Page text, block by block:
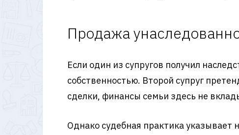
Продажа
Если один из супругов получил
собственностью. Второй супруг
сделки, финансы семьи здесь не
Однако судебная практика указывает